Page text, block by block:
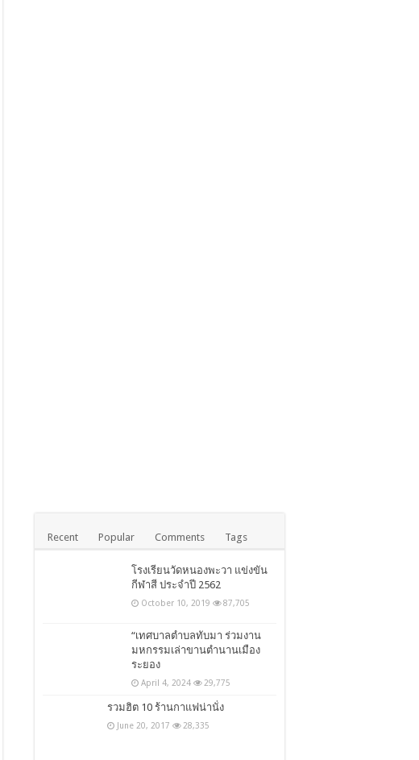
Recent Popular Comments Tags
โรงเรียนวัดหนองพะวา แข่งขัน
กีฬาสี ประจำปี 2562
October 10, 2019 87,705
“เทศบาลตำบลทับมา ร่วมงาน
มหกรรมเล่าขานตำนานเมือง
ระยอง
April 4, 2024 29,775
รวมฮิต 10 ร้านกาแฟน่านั่ง
June 20, 2017 28,335